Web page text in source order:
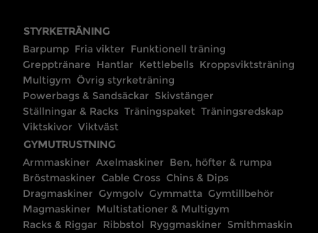
STYRKETRÄNING
Barpump Fria vikter Funktionell träning
Grepptränare Hantlar Kettlebells Kroppsviktsträning
Multigym Övrig styrketräning
Powerbags & Sandsäckar Skivstänger
Ställningar & Racks Träningspaket Träningsredskap
Viktskivor Viktväst
GYMUTRUSTNING
Armmaskiner Axelmaskiner Ben, höfter & rumpa
Bröstmaskiner Cable Cross Chins & Dips
Dragmaskiner Gymgolv Gymmatta Gymtillbehör
Magmaskiner Multistationer & Multigym
Racks & Riggar Ribbstol Ryggmaskiner Smithmaskin